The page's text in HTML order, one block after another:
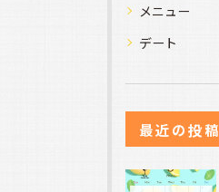
メニュー
デート
最近の投稿